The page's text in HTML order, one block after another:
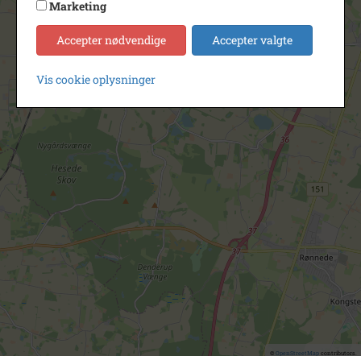
© OpenStreetMapcontributors.
Marketing
Accepter nødvendige Accepter valgte
Vis cookie oplysninger